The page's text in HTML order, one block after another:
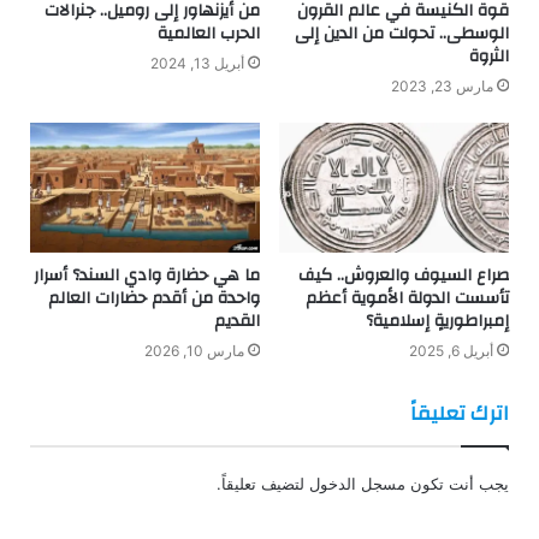
قوة الكنيسة في عالم القرون
الوسطى.. تحولت من الدين إلى
الثروة
مارس 23, 2023
من أيزنهاور إلى روميل.. جنرالات
الحرب العالمية
أبريل 13, 2024
صراع السيوف والعروش.. كيف
تأسست الدولة الأموية أعظم
إمبراطوريةٍ إسلامية؟
أبريل 6, 2025
ما هي حضارة وادي السند؟ أسرار
واحدة من أقدم حضارات العالم
القديم
مارس 10, 2026
اترك تعليقاً
يجب أنت تكون مسجل الدخول لتضيف تعليقاً.